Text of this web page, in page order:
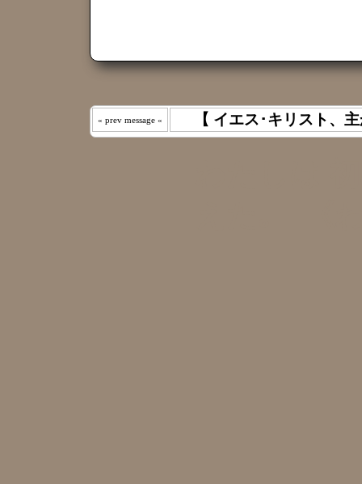
« prev message « 【 イエス･キリスト、